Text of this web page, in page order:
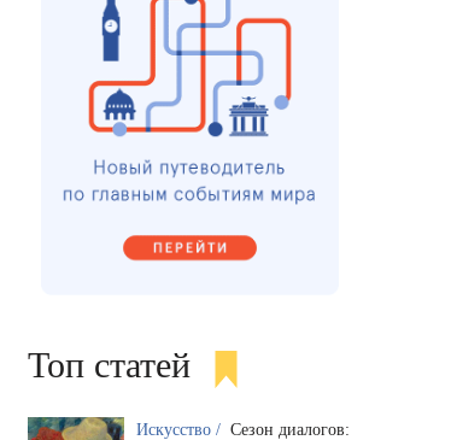
Топ статей
Искусство / Сезон диалогов: